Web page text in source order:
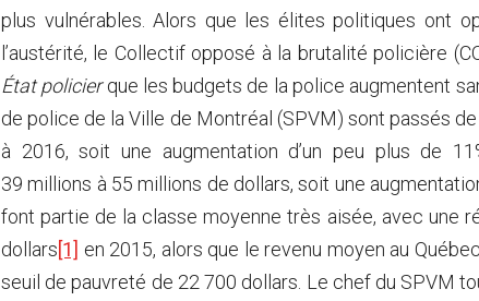
plus vulnérables. Alors que les élites politiques ont
l’austérité, le Collectif opposé à la brutalité policière
État policierque les budgets de la police augmentent
de police de la Ville de Montréal (SPVM) sont passés
à 2016, soit une augmentation d’un peu plus de
39 millions à 55 millions de dollars, soit une
font partie de la classe moyenne très aisée, avec une
dollars[1] en 2015, alors que le revenu moyen au
seuil de pauvreté de 22 700 dollars. Le chef du SPVM